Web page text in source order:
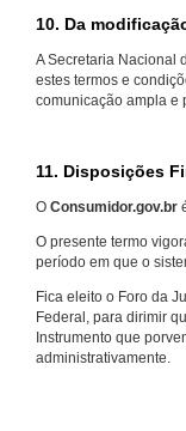
10. Da
A Secretaria Nacional
estes termos e
comunicação ampla e
11. Disposições
O Consumidor.gov.br
O presente termo
período em que o
Fica eleito o Foro da
Federal, para dirimir
Instrumento que
administrativamente.